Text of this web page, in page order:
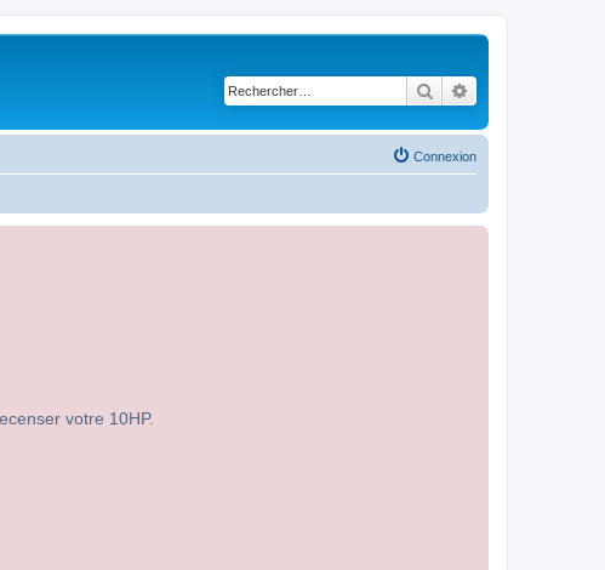
Rechercher
Connexion
votre 10HP.